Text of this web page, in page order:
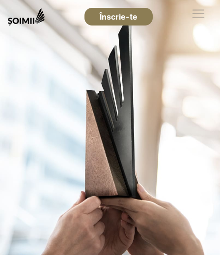
Înscrie-te